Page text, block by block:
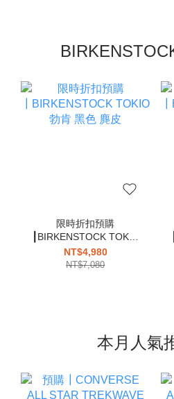
限時折扣預購
┃BIRKENSTOCK TOKIO
勃肯 黑色 麂皮
NT$4,980
NT$7,080
本月人氣